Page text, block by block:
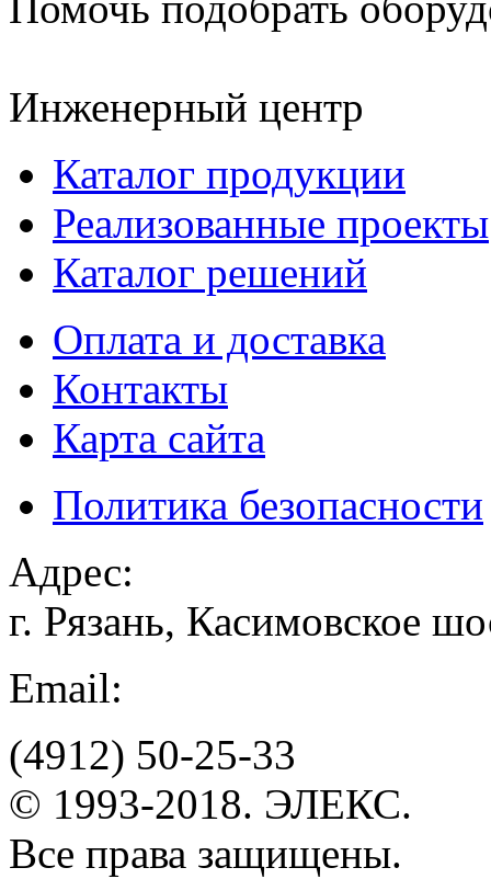
Инженерный центр
Каталог продукции
Реализованные проекты
Каталог решений
Оплата и доставка
Контакты
Карта сайта
Политика безопасности
Адрес:
г. Рязань, Касимовское
Email:
(4912) 50-25-33
© 1993-2018. ЭЛЕКС.
Все права защищены.